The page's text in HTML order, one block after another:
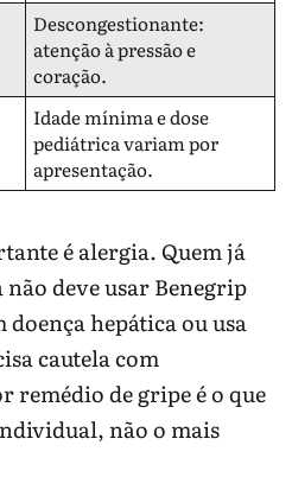
Descongestionante:
atenção à pressão e
coração.
Idade mínima e dose
pediátrica variam por
apresentação.
é alergia. Quem já
deve usar Benegrip
hepática ou usa
cautela com
remédio de gripe é o que
não o mais